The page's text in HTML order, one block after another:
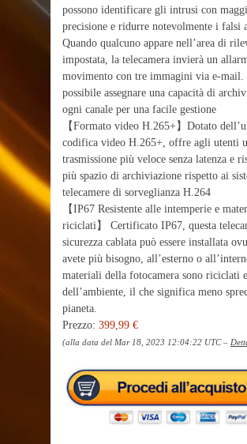
possono identificare gli intrusi con
precisione e ridurre notevolmente i falsi
Quando qualcuno appare nell’area di
impostata, la telecamera invierà un
movimento con tre immagini via e-mail.
possibile assegnare una capacità di
ogni canale per una facile gestione
【Formato video H.265+】Dotato
codifica video H.265+, offre agli utenti
trasmissione più veloce senza latenza e
più spazio di archiviazione rispetto ai
telecamere di sorveglianza H.264
【IP67 Resistente alle intemperie e
riciclati】 Certificato IP67, questa
sicurezza cablata può essere installata
avete più bisogno, all’esterno o
materiali della fotocamera sono riciclati
dell’ambiente, il che significa meno
pianeta.
Prezzo: 399,99 €
(alla data del Mar 18, 2023 12:04:22 UTC –